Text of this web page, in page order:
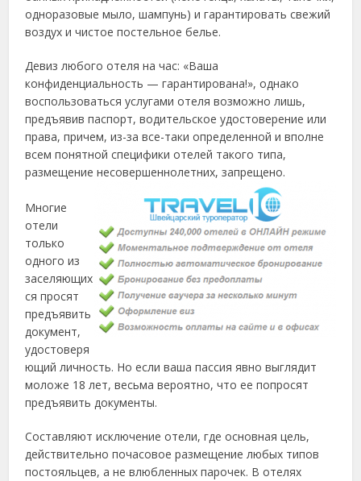
одноразовые мыло, шампунь) и гарантировать свежий
воздух и чистое постельное белье.
Девиз любого отеля на час: «Ваша
конфиденциальность — гарантирована!», однако
воспользоваться услугами отеля возможно лишь,
предъявив паспорт, водительское удостоверение или
права, причем, из-за все-таки определенной и вполне
всем понятной специфики отелей такого типа,
размещение несовершеннолетних, запрещено.
Многие
отели
только
одного из
заселяющих
ся просят
предъявить
документ,
удостоверя
ющий личность. Но если ваша пассия явно выглядит
моложе 18 лет, весьма вероятно, что ее попросят
предъявить документы.
Составляют исключение отели, где основная цель,
действительно почасовое размещение любых типов
постояльцев, а не влюбленных парочек. В отелях